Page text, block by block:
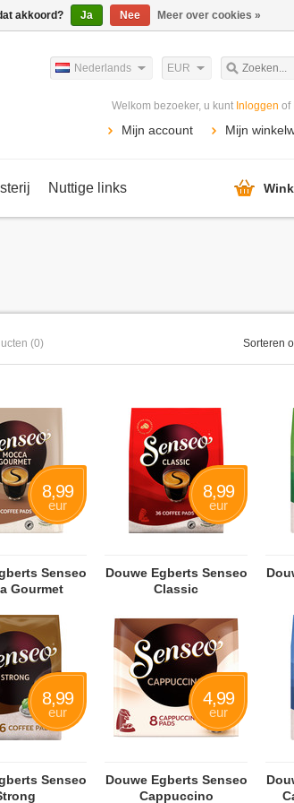
EUR
Nederlands
Welkom bezoeker, u kunt Inloggen of
Mijn account Mijn
Nuttige links
(0) Sorteren
8,99
eur
Senseo
Gourmet
8,99
eur
Douwe Egberts Senseo
Classic
8,99
eur
Senseo
4,99
eur
Douwe Egberts Senseo
Cappuccino
akkoord? Ja Nee Meer over cookies »